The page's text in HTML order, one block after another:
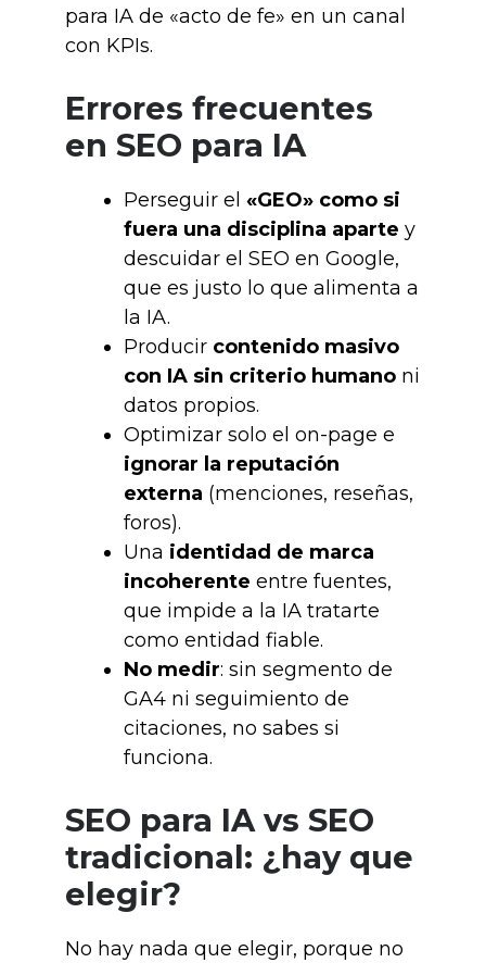
para IA de «acto de fe» en un canal
con KPIs.
Errores frecuentes
en SEO para IA
Perseguir el «GEO» como si
fuera una disciplina aparte y
descuidar el SEO en Google,
que es justo lo que alimenta a
la IA.
Producir contenido masivo
con IA sin criterio humano ni
datos propios.
Optimizar solo el on-page e
ignorar la reputación
externa (menciones, reseñas,
foros).
Una identidad de marca
incoherente entre fuentes,
que impide a la IA tratarte
como entidad fiable.
No medir: sin segmento de
GA4 ni seguimiento de
citaciones, no sabes si
funciona.
SEO para IA vs SEO
tradicional: ¿hay que
elegir?
No hay nada que elegir, porque no